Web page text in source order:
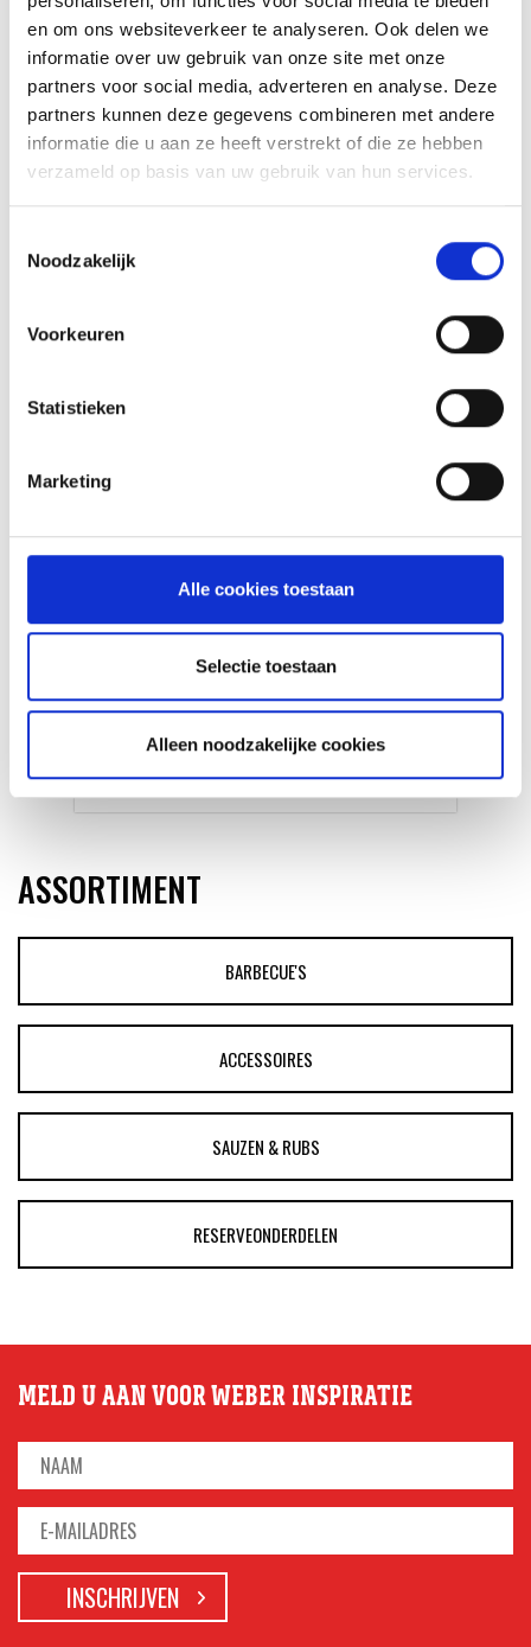
en om ons websiteverkeer te analyseren. Ook delen we
informatie over uw gebruik van onze site met onze
partners voor social media, adverteren en analyse. Deze
partners kunnen deze gegevens combineren met andere
informatie die u aan ze heeft verstrekt of die ze hebben
verzameld op basis van uw gebruik van hun services.
Noodzakelijk
Voorkeuren
Statistieken
Marketing
Alle cookies toestaan
Selectie toestaan
Alleen noodzakelijke cookies
GLÜHWEIN VAN DE MASTER
TOUCH UIT DE DUTCH OVEN
RECEPT
ASSORTIMENT
BARBECUE'S
ACCESSOIRES
SAUZEN & RUBS
RESERVEONDERDELEN
MELD U AAN VOOR WEBER INSPIRATIE